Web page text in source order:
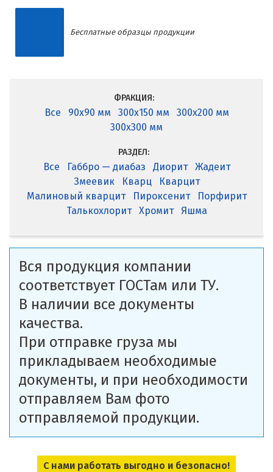
Бесплатные образцы продукции
ФРАКЦИЯ:
Все 90x90 мм 300x150 мм
300x200 мм
300x300 мм
РАЗДЕЛ:
Все Габбро — диабаз Диорит
Жадеит
Змеевик
Кварц
Кварцит
Малиновый кварцит
Пироксенит
Порфирит
Талькохлорит
Хромит Яшма
Вся продукция компании
соответствует ГОСТам или ТУ.
В наличии все документы
качества.
При отправке груза мы
прикладываем необходимые
документы, и при необходимости
отправляем Вам фото
отправляемой продукции.
С нами работать выгодно и безопасно!